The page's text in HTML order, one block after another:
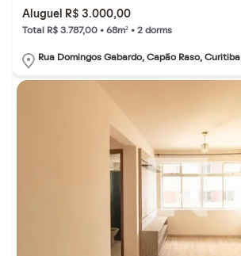
Aluguel R$ 3.000,00
Total R$ 3.787,00 • 68m² • 2 dorms
Rua Domingos Gabardo, Capão Raso, Curitiba